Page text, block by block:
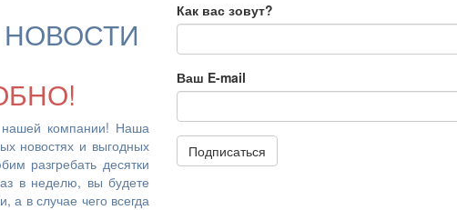
нашей компании! Наша
новостях и выгодных
разгребать десятки
в неделю, вы будете
а в случае чего всегда
Как вас зовут?
Ваш E-mail
Подписаться